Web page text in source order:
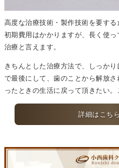
高度な治療技術・製作技術を要す
初期費用はかかりますが、長く使
治療と言えます。
きちんとした治療方法で、しっか
で最後にして、歯のことから解放
ったときの生活に戻って頂きたい。
詳細はこち